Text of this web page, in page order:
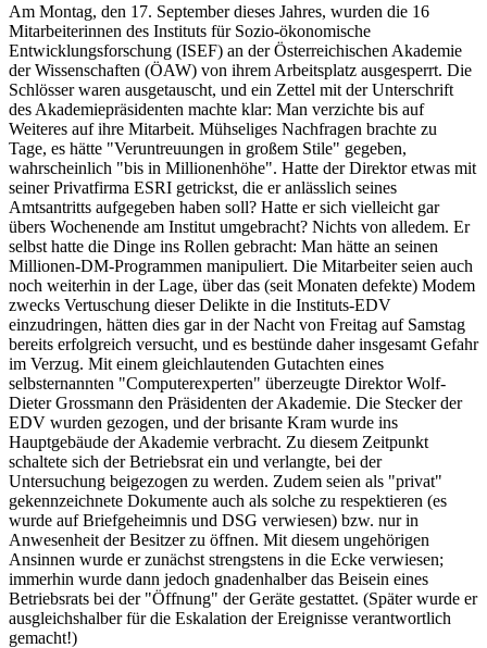
Am Montag, den 17. September dieses Jahres, wurden die 16
Mitarbeiterinnen des Instituts für Sozio-ökonomische
Entwicklungsforschung (ISEF) an der Österreichischen Akademie
der Wissenschaften (ÖAW) von ihrem Arbeitsplatz ausgesperrt. Die
Schlösser waren ausgetauscht, und ein Zettel mit der Unterschrift
des Akademiepräsidenten machte klar: Man verzichte bis auf
Weiteres auf ihre Mitarbeit. Mühseliges Nachfragen brachte zu
Tage, es hätte "Veruntreuungen in großem Stile" gegeben,
wahrscheinlich "bis in Millionenhöhe". Hatte der Direktor etwas mit
seiner Privatfirma ESRI getrickst, die er anlässlich seines
Amtsantritts aufgegeben haben soll? Hatte er sich vielleicht gar
übers Wochenende am Institut umgebracht? Nichts von alledem. Er
selbst hatte die Dinge ins Rollen gebracht: Man hätte an seinen
Millionen-DM-Programmen manipuliert. Die Mitarbeiter seien auch
noch weiterhin in der Lage, über das (seit Monaten defekte) Modem
zwecks Vertuschung dieser Delikte in die Instituts-EDV
einzudringen, hätten dies gar in der Nacht von Freitag auf Samstag
bereits erfolgreich versucht, und es bestünde daher insgesamt Gefahr
im Verzug. Mit einem gleichlautenden Gutachten eines
selbsternannten "Computerexperten" überzeugte Direktor Wolf-
Dieter Grossmann den Präsidenten der Akademie. Die Stecker der
EDV wurden gezogen, und der brisante Kram wurde ins
Hauptgebäude der Akademie verbracht. Zu diesem Zeitpunkt
schaltete sich der Betriebsrat ein und verlangte, bei der
Untersuchung beigezogen zu werden. Zudem seien als "privat"
gekennzeichnete Dokumente auch als solche zu respektieren (es
wurde auf Briefgeheimnis und DSG verwiesen) bzw. nur in
Anwesenheit der Besitzer zu öffnen. Mit diesem ungehörigen
Ansinnen wurde er zunächst strengstens in die Ecke verwiesen;
immerhin wurde dann jedoch gnadenhalber das Beisein eines
Betriebsrats bei der "Öffnung" der Geräte gestattet. (Später wurde er
ausgleichshalber für die Eskalation der Ereignisse verantwortlich
gemacht!)